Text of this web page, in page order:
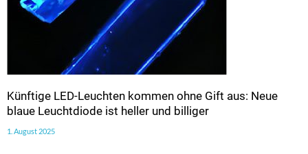
Künftige LED-Leuchten kommen ohne Gift aus: Neue
blaue Leuchtdiode ist heller und billiger
1. August 2025